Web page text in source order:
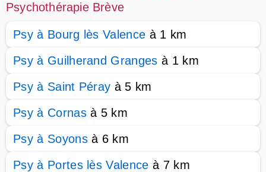
Psychothérapie Brève
Psy à Bourg lès Valence à 1 km
Psy à Guilherand Granges à 1 km
Psy à Saint Péray à 5 km
Psy à Cornasà 5 km
Psy à Soyonsà 6 km
Psy à Portes lès Valence à 7 km